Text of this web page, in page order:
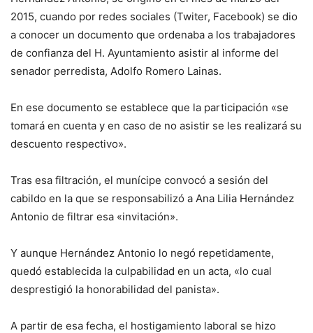
2015, cuando por redes sociales (Twiter, Facebook) se dio
a conocer un documento que ordenaba a los trabajadores
de confianza del H. Ayuntamiento asistir al informe del
senador perredista, Adolfo Romero Lainas.
En ese documento se establece que la participación «se
tomará en cuenta y en caso de no asistir se les realizará su
descuento respectivo».
Tras esa filtración, el munícipe convocó a sesión del
cabildo en la que se responsabilizó a Ana Lilia Hernández
Antonio de filtrar esa «invitación».
Y aunque Hernández Antonio lo negó repetidamente,
quedó establecida la culpabilidad en un acta, «lo cual
desprestigió la honorabilidad del panista».
A partir de esa fecha, el hostigamiento laboral se hizo